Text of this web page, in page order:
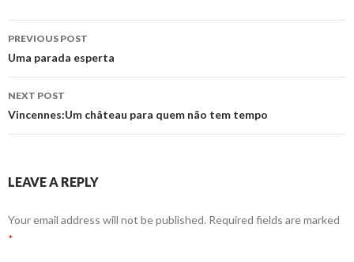
Post
navigation
PREVIOUS POST
Uma parada esperta
NEXT POST
Vincennes:Um château para quem não tem tempo
LEAVE A REPLY
Your email address will not be published. Required fields are marked
*